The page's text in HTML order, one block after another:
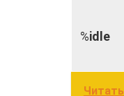
%idle
Читать